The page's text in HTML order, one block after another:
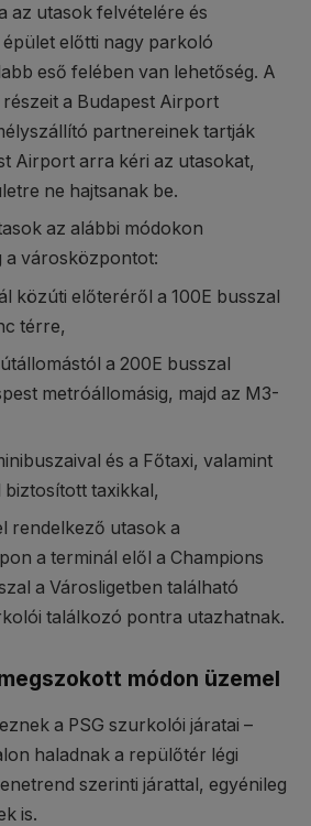
az utasok felvételére és
előtti nagy parkoló
eső felében van lehetőség. A
a Budapest Airport
partnereinek tartják
Airport arra kéri az utasokat,
ne hajtsanak be.
az alábbi módokon
a városközpontot:
közúti előteréről a 100E busszal
térre,
a 200E busszal
metróállomásig, majd az M3-
és a Főtaxi, valamint
biztosított taxikkal,
rendelkező utasok a
a terminál elől a Champions
a Városligetben található
találkozó pontra utazhatnak.
módon üzemel
a PSG szurkolói járatai –
haladnak a repülőtér légi
szerinti járattal, egyénileg
is.